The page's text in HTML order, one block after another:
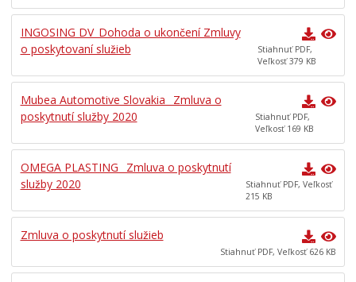
Ankety
O meste
INGOSING DV_Dohoda o ukončení Zmluvy
o poskytovaní služieb
Stiahnuť PDF,
Veľkosť 379 KB
Mubea Automotive Slovakia_ Zmluva o
poskytnutí služby 2020
Stiahnuť PDF,
Veľkosť 169 KB
OMEGA PLASTING_ Zmluva o poskytnutí
služby 2020
Stiahnuť PDF, Veľkosť
215 KB
Zmluva o poskytnutí služieb
Stiahnuť PDF, Veľkosť 626 KB